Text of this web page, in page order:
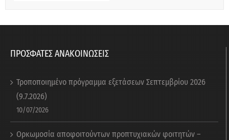
ΠΡΟΣΦΑΤΕΣ ΑΝΑΚΟΙΝΩΣΕΙΣ
Τροποποιημένο πρόγραμμα εξετάσεων Σεπτεμβρίου 2026
(9.7.2026)
10/07/2026
Ορκωμοσία αποφοιτούντων προπτυχιακών φοιτητών –